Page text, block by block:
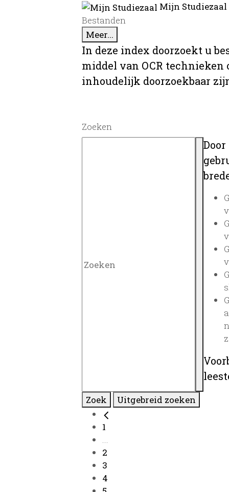
Mijn
Bestanden
Meer...
In deze index doorzoekt u
middel van OCR
inhoudelijk doorzoekbaar
Zoeken
Zoek Uitgebreid zoeken
1
...
2
3
4